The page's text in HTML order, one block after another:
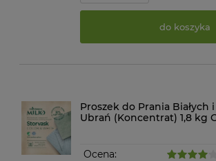
do koszyka
Proszek do Prania Białych
Ubrań (Koncentrat) 1,8 kg
Ocena: